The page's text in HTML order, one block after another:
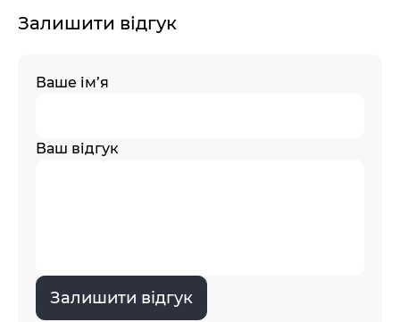
Залишити відгук
Ваше ім’я
Ваш відгук
Залишити відгук